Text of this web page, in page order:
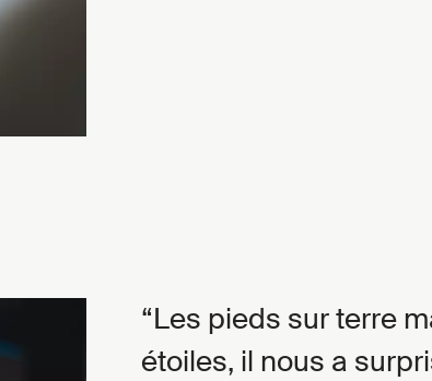
Les pieds sur terre
étoiles, il nous a